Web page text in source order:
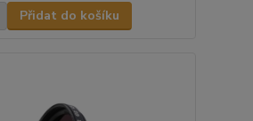
Přidat do košíku